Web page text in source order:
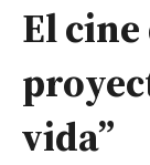
El
vida”